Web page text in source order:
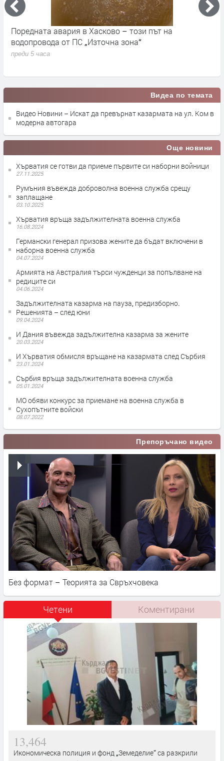
Поредната авария в Хасково – този път на
водопровода от ПС „Източна зона“
преди 5 часа
Видеа по темата
Видео Новини – Искат да превърнат казармата на ул. Ком в
модерна автогара
Още новини
Хърватия се готви да приеме първите си наборни войници
27.11.2025
Румъния въвежда доброволна военна служба срещу
заплащане
03.10.2025
Хърватия връща задължителната военна служба
16.08.2024
Германски генерал призова жените да бъдат включени в
наборна военна служба
04.07.2024
Армията на Австралия търси чужденци за попълване на
редиците си
04.06.2024
Задължителната казарма на пауза, предизборно.
Решенията – след юни
09.04.2024
И Дания въвежда задължителна казарма за жените
20.03.2024
И Хърватия обмисля връщане на казармата след Сърбия
23.01.2024
Сърбия връща задължителната военна служба
05.01.2024
МО обяви конкурс за приемане на военна служба в
Сухопътните войски
08.07.2022
Препоръчано видео
Без формат – Теорията за Свръхчовека
Четени Коментирани
13,464
Икономическа полиция и фонд „Земеделие“ са разкрили